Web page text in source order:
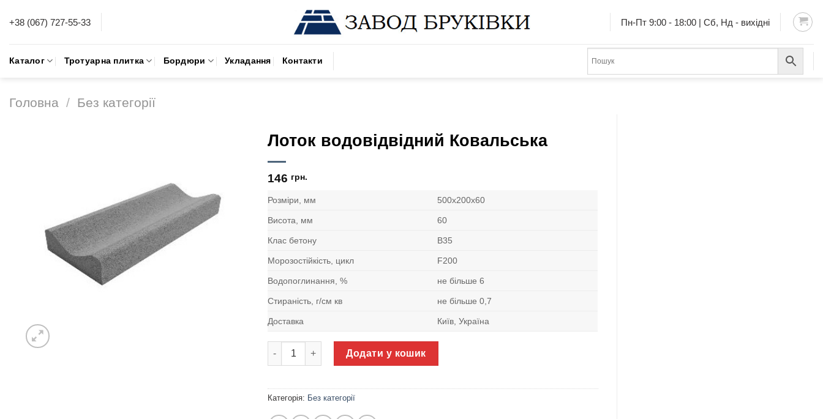
+38 (067) 727-55-33 Пн-Пт 9:00 - 18:00 | Сб, Нд - вихідні
Каталог Тротуарна плитка Бордюри Укладання Контакти
Головна / Без категорії
Лоток водовідвідний Ковальська
146 грн.
Розміри, мм 500х200х60
Висота, мм 60
Клас бетону В35
Морозостійкість, цикл F200
Водопоглинання, % не більше 6
Стираність, г/см кв не більше 0,7
Доставка Київ, Україна
Лоток водовідвідний Ковальська кількість
Додати у кошик
Категорія: Без категорії